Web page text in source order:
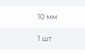
10 мм
1 шт